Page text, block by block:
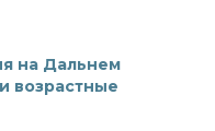
на Дальнем
возрастные